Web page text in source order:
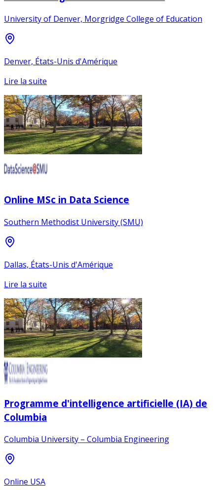
University of Denver, Morgridge College of Education
Denver, États-Unis d'Amérique
Lire la suite
Online MSc in Data Science
Southern Methodist University (SMU)
Dallas, États-Unis d'Amérique
Lire la suite
Programme d'intelligence artificielle (IA) de
Columbia
Columbia University – Columbia Engineering
Online USA